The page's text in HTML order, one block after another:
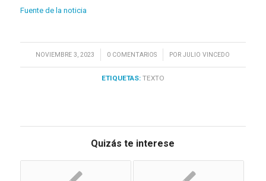
Fuente de la noticia
NOVIEMBRE 3, 2023
/ 0 COMENTARIOS
/ PORJULIO VINCEDO
ETIQUETAS: TEXTO
Quizás te interese